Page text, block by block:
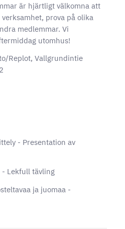
är hjärtligt välkomna att
prova på olika
medlemmar. Vi
utomhus!
Replot, Vallgrundintie
- Presentation av
Lekfull tävling
ja juomaa -